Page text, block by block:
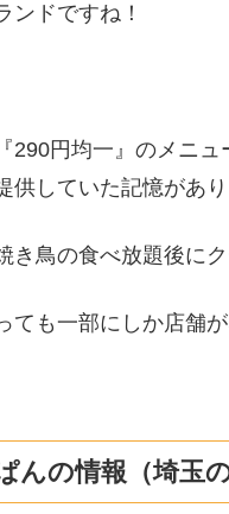
ンドですね！
290円均一』のメニ
供していた記憶があり
き鳥の食べ放題後に
ても一部にしか店舗
んの情報（埼玉